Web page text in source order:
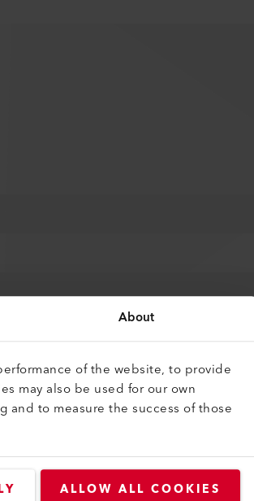
About
of the website, to provide
may also be used for our own
to measure the success of those
ALLOW ALL COOKIES